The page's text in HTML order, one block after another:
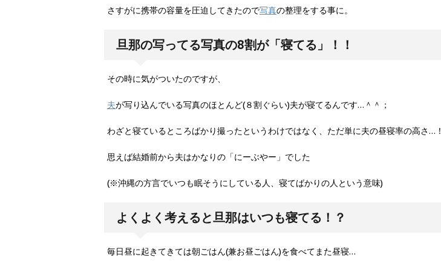
さすがに携帯の容量を圧迫してきたので写真の整理をする事に。
旦那の写ってる写真の8割が「寝てる」！！
その時に気がついたのですが、
夫が写り込んでいる写真のほとんど(８割ぐらい)夫が寝てるんです…＾＾；
わざと寝ているところばかり撮ったというわけではなく、ただ単に夫の昼寝率の高さ…！
思えば結婚前から夫はかなりの「にーぶやー」でした
(※沖縄の方言でいつも眠そうにしている人、寝てばかりの人という意味)
よくよく考えると旦那はいつも寝てる！？
毎日昼に起きてきては朝ごはん(兼お昼ごはん)を食べてまた昼寝…